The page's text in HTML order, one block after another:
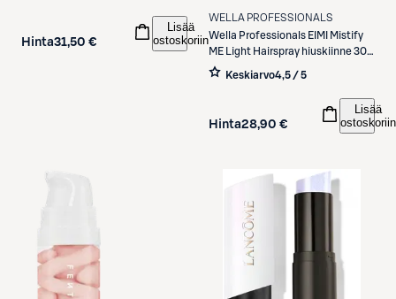
Hinta31,50 €
Lisää
ostoskoriin
WELLA PROFESSIONALS
Wella Professionals EIMI Mistify
ME Light Hairspray hiuskiinne 300
ml
Keskiarvo4,5 / 5
Hinta28,90 €
Lisää
ostoskoriin